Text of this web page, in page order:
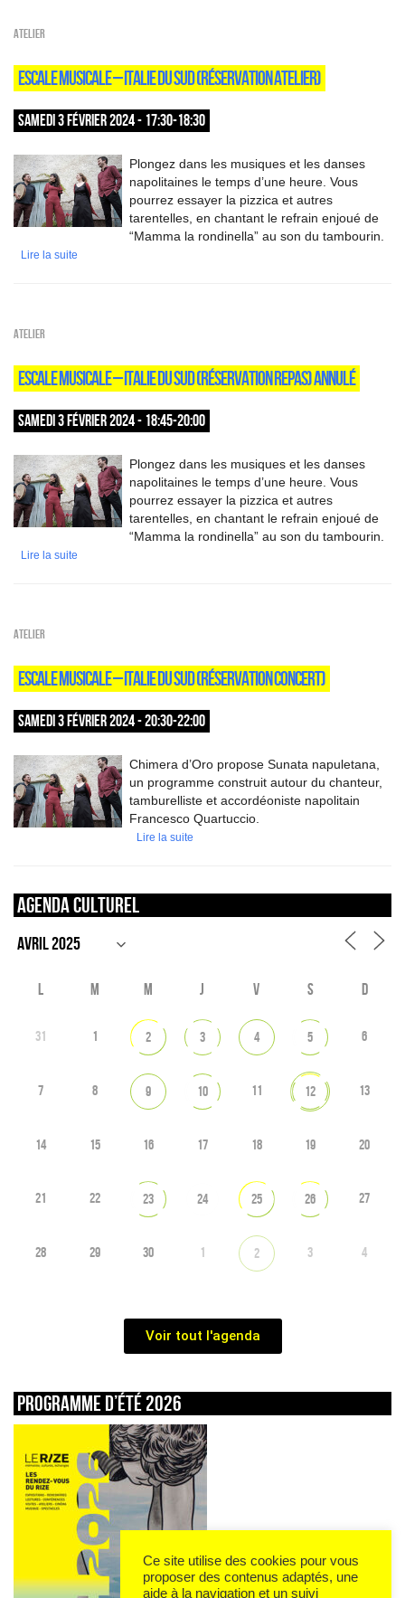
Atelier
ESCALE MUSICALE – ITALIE DU SUD (RÉSERVATION ATELIER)
SAMEDI 3 FÉVRIER 2024 - 17:30-18:30
Plongez dans les musiques et les danses
napolitaines le temps d’une heure. Vous
pourrez essayer la pizzica et autres
tarentelles, en chantant le refrain enjoué de
“Mamma la rondinella” au son du tambourin.
Lire la suite
Atelier
ESCALE MUSICALE – ITALIE DU SUD (RÉSERVATION REPAS) ANNULÉ
SAMEDI 3 FÉVRIER 2024 - 18:45-20:00
Plongez dans les musiques et les danses
napolitaines le temps d’une heure. Vous
pourrez essayer la pizzica et autres
tarentelles, en chantant le refrain enjoué de
“Mamma la rondinella” au son du tambourin.
Lire la suite
Atelier
ESCALE MUSICALE – ITALIE DU SUD (RÉSERVATION CONCERT)
SAMEDI 3 FÉVRIER 2024 - 20:30-22:00
Chimera d’Oro propose Sunata napuletana,
un programme construit autour du chanteur,
tamburelliste et accordéoniste napolitain
Francesco Quartuccio.
Lire la suite
Agenda culturel
L M M J V S D
31 1 2 3 4 5 6
7 8 9 10 11 12 13
14 15 16 17 18 19 20
21 22 23 24 25 26 27
28 29 30 1 2 3 4
Voir tout l'agenda
Programme d’été 2026
Ce site utilise des cookies pour vous
proposer des contenus adaptés, une
aide à la navigation et un suivi